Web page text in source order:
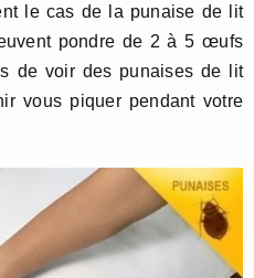
le cas de la punaise de lit
pondre de 2 à 5 œufs
de voir des punaises de lit
vous piquer pendant votre